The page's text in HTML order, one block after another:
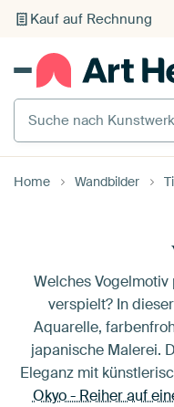
Kauf auf Rechnung
Individueller Druck
Suche nach
Home Wandbilder
Welches
verspielt? In
Aquarelle,
japanische Malerei.
Eleganz mit
Okyo - Reiher auf